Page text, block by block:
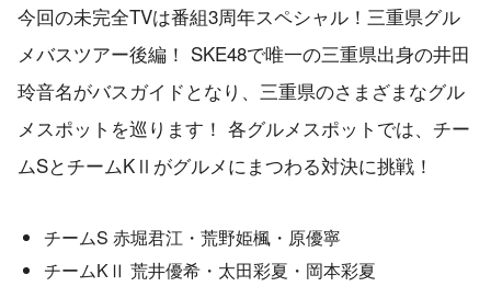
今回の未完全TVは番組3周年スペシャル！三重県グル
メバスツアー後編！ SKE48で唯一の三重県出身の井田
玲音名がバスガイドとなり、三重県のさまざまなグル
メスポットを巡ります！ 各グルメスポットでは、チー
ムSとチームKⅡがグルメにまつわる対決に挑戦！
チームS 赤堀君江・荒野姫楓・原優寧
チームKⅡ 荒井優希・太田彩夏・岡本彩夏